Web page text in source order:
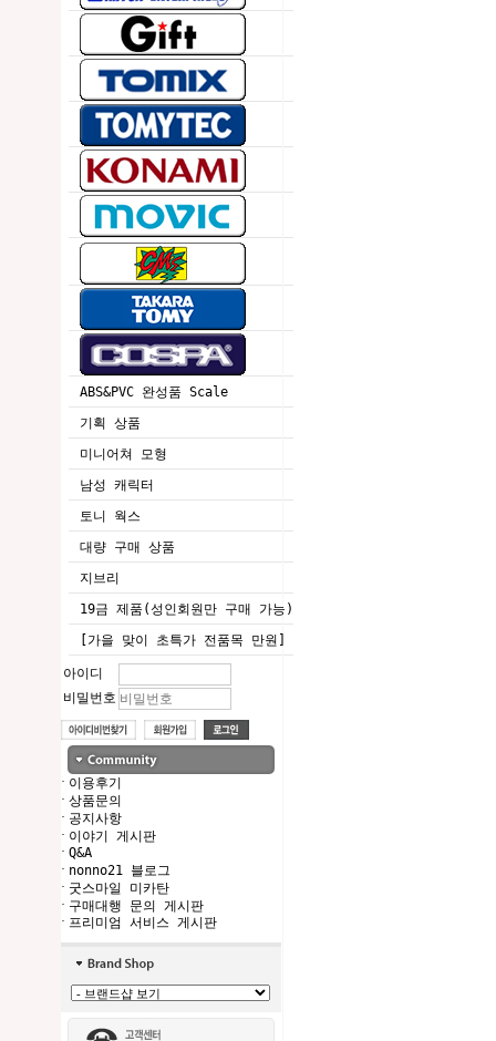
ABS&PVC 완성품 Scale
기획 상품
미니어쳐 모형
남성 캐릭터
토니 웍스
대량 구매 상품
지브리
19금 제품(성인회원만 구매 가능)
[가을 맞이 초특가 전품목 만원]
아이디
비밀번호
· 이용후기
· 상품문의
· 공지사항
· 이야기 게시판
· Q&A
· nonno21 블로그
· 굿스마일 미카탄
· 구매대행 문의 게시판
· 프리미엄 서비스 게시판